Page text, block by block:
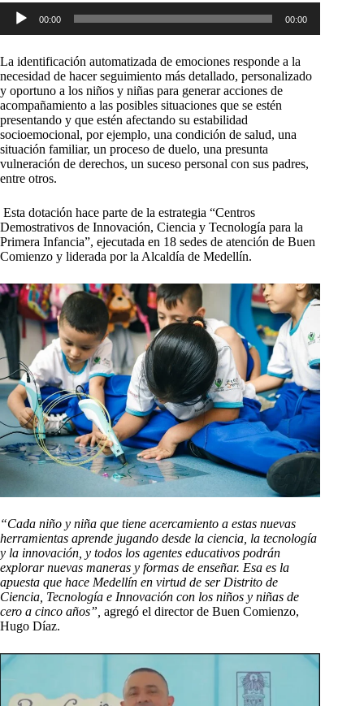
Reproductor
audio
00:00 00:00
La identificación automatizada de emociones responde a la
necesidad de hacer seguimiento más detallado, personalizado
y oportuno a los niños y niñas para generar acciones de
acompañamiento a las posibles situaciones que se estén
presentando y que estén afectando su estabilidad
socioemocional, por ejemplo, una condición de salud, una
situación familiar, un proceso de duelo, una presunta
vulneración de derechos, un suceso personal con sus padres,
entre otros.
Esta dotación hace parte de la estrategia “Centros
Demostrativos de Innovación, Ciencia y Tecnología para la
Primera Infancia”, ejecutada en 18 sedes de atención de Buen
Comienzo y liderada por la Alcaldía de Medellín.
“Cada niño y niña que tiene acercamiento a estas nuevas
herramientas aprende jugando desde la ciencia, la tecnología
y la innovación, y todos los agentes educativos podrán
explorar nuevas maneras y formas de enseñar. Esa es la
apuesta que hace Medellín en virtud de ser Distrito de
Ciencia, Tecnología e Innovación con los niños y niñas de
cero a cinco años”, agregó el director de Buen Comienzo,
Hugo Díaz.